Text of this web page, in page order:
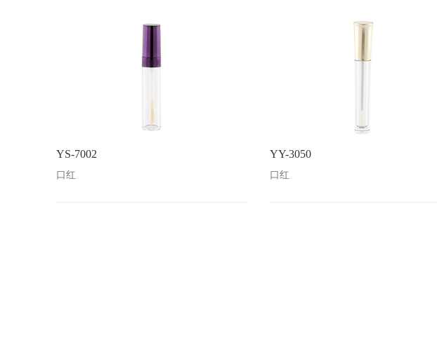
YS-7002
口红
YY-3050
口红